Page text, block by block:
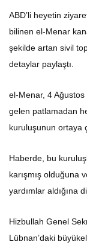
ABD’li heyetin
bilinen el-Menar
şekilde artan sivil
detaylar paylaştı.
el-Menar, 4 Ağustos
gelen patlamadan
kuruluşunun ortaya
Haberde, bu
karışmış olduğuna
yardımlar aldığına
Hizbullah Genel
Lübnan’daki